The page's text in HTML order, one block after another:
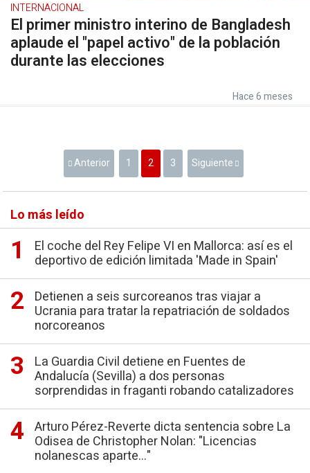
INTERNACIONAL
El primer ministro interino de Bangladesh
aplaude el "papel activo" de la población
durante las elecciones
Hace 6 meses
Anterior 1 2 3 Siguiente
Lo más leído
El coche del Rey Felipe VI en Mallorca: así es el
deportivo de edición limitada 'Made in Spain'
Detienen a seis surcoreanos tras viajar a
Ucrania para tratar la repatriación de soldados
norcoreanos
La Guardia Civil detiene en Fuentes de
Andalucía (Sevilla) a dos personas
sorprendidas in fraganti robando catalizadores
Arturo Pérez-Reverte dicta sentencia sobre La
Odisea de Christopher Nolan: "Licencias
nolanescas aparte..."